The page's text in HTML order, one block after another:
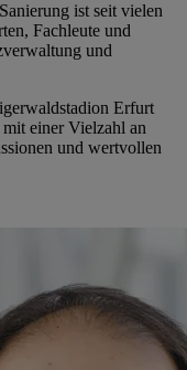
ist seit vielen
Fachleute und
und
Erfurt
einer Vielzahl an
und wertvollen